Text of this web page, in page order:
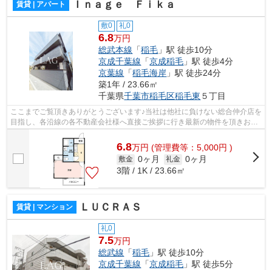
賃貸 | アパート Ｉｎａｇｅ Ｆｉｋａ
敷0 礼0
6.8万円
総武本線 「稲毛 」駅 徒歩10分
京成千葉線 「京成稲毛 」駅 徒歩4分
京葉線 「稲毛海岸 」駅 徒歩24分
築1年 / 23.66㎡
千葉県千葉市稲毛区稲毛東 ５丁目
ここまでご覧頂きありがとうございます♪当社は他社に負けない総合仲介店を
目指し、各沿線の各不動産会社様へ直接ご挨拶に行き最新の物件を頂きお客
様へ提供しております！最新の情報は...
6.8万円 (管理費等：5,000円 )
敷金 0ヶ月 礼金 0ヶ月
3階 / 1K / 23.66㎡
賃貸 | マンション ＬＵＣＲＡＳ
礼0
7.5万円
総武線 「稲毛 」駅 徒歩10分
京成千葉線 「京成稲毛 」駅 徒歩5分